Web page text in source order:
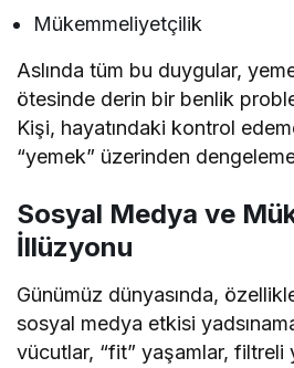
Mükemmeliyetçilik
Aslında tüm bu duygular, yeme
ötesinde derin bir benlik
Kişi, hayatındaki kontrol
“yemek” üzerinden
Sosyal Medya ve
İllüzyonu
Günümüz dünyasında,
sosyal medya etkisi
vücutlar, “fit” yaşamlar, filtreli